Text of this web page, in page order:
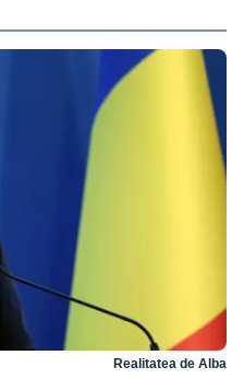
Realitatea de Alba